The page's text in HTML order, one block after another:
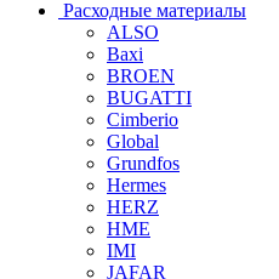
Расходные материалы
ALSO
Baxi
BROEN
BUGATTI
Cimberio
Global
Grundfos
Hermes
HERZ
HME
IMI
JAFAR